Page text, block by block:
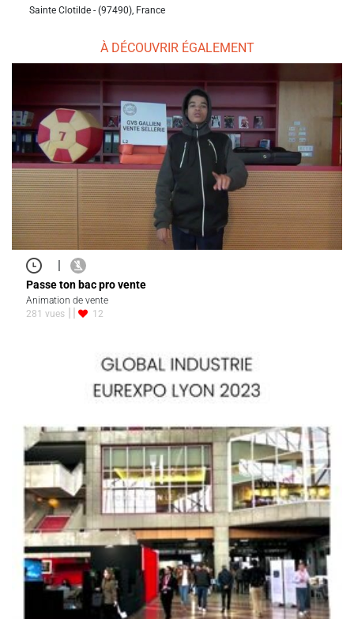
Sainte Clotilde - (97490), France
À DÉCOUVRIR ÉGALEMENT
|
Passe ton bac pro vente
Animation de vente
281 vues
12